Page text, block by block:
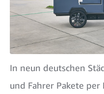
In neun deutschen
und Fahrer Pakete